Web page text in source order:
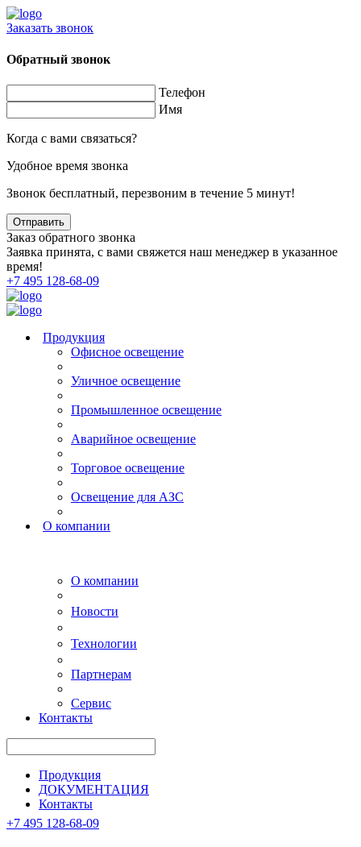
Заказать звонок
Обратный звонок
Телефон
Имя
Когда с вами связаться?
Удобное время звонка
Звонок бесплатный, перезвоним в течение 5 минут!
Заказ обратного звонка
Заявка принята, с вами свяжется наш менеджер в указанное
время!
+7 495 128-68-09
Продукция
Офисное освещение
Уличное освещение
Промышленное освещение
Аварийное освещение
Торговое освещение
Освещение для АЗС
О компании
О компании
Новости
Технологии
Партнерам
Сервис
Контакты
Продукция
ДОКУМЕНТАЦИЯ
Контакты
+7 495 128-68-09